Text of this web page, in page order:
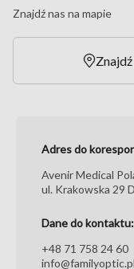
Znajdź nas na mapie
Adres do
Avenir Medical
ul. Krakowska 29
Dane do kontaktu:
+48 71 758 24 60
info@familyoptic.pl